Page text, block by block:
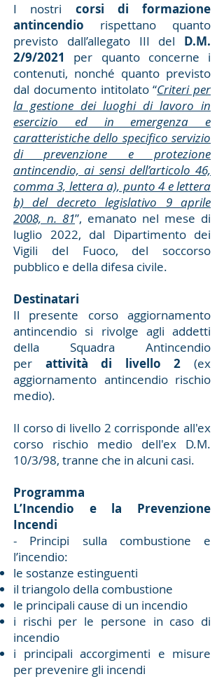
I nostri corsi di formazione
antincendio rispettano quanto
previsto dall’allegato III del D.M.
2/9/2021
per quanto concerne i
contenuti, nonché quanto previsto
dal documento intitolato “Criteri per
la gestione dei luoghi di lavoro in
esercizio ed in emergenza e
caratteristiche dello specifico servizio
di prevenzione e protezione
antincendio, ai sensi dell’articolo 46,
comma 3, lettera a), punto 4 e lettera
b) del decreto legislativo 9 aprile
2008, n. 81”, emanato nel mese di
luglio 2022, dal Dipartimento dei
Vigili del Fuoco, del soccorso
pubblico e della difesa civile.
Destinatari
Il presente corso aggiornamento
antincendio si rivolge agli addetti
della Squadra Antincendio
per attività di livello 2 (ex
aggiornamento antincendio rischio
medio).
Il corso di livello 2 corrisponde all'ex
corso rischio medio dell'ex D.M.
10/3/98, tranne che in alcuni casi.
Programma
L’Incendio e la Prevenzione
Incendi
- Principi sulla combustione e
l’incendio:
le sostanze estinguenti
il triangolo della combustione
le principali cause di un incendio
i rischi per le persone in caso di
incendio
i principali accorgimenti e misure
per prevenire gli incendi